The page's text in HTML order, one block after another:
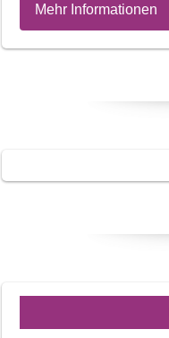
Mehr Informationen